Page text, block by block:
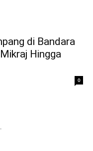
di Bandara
Hingga
0